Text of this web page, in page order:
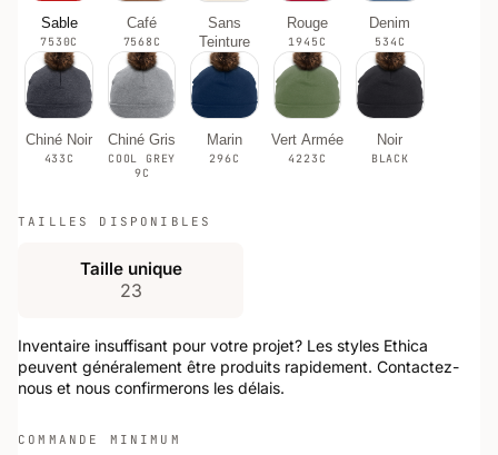
Sable
7530C
Café
7568C
Sans
Teinture
Rouge
1945C
Denim
534C
Chiné Noir
433C
Chiné Gris
COOL GREY
9C
Marin
296C
Vert Armée
4223C
Noir
BLACK
TAILLES DISPONIBLES
Taille unique
23
Inventaire insuffisant pour votre projet? Les styles Ethica
peuvent généralement être produits rapidement. Contactez-
nous et nous confirmerons les délais.
COMMANDE MINIMUM